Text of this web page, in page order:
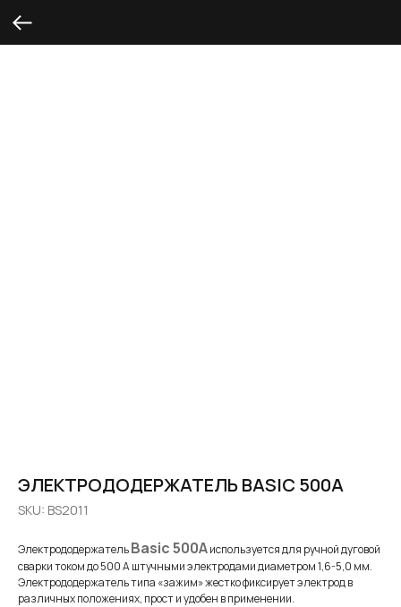
ЭЛЕКТРОДОДЕРЖАТЕЛЬ BASIC 500A
SKU: BS2011
ЭлектрододержательBasic 500Аиспользуется для ручной дуговой
сварки током до 500 А штучными электродами диаметром 1,6-5,0 мм.
Электрододержатель типа «зажим» жестко фиксирует электрод в
различных положениях, прост и удобен в применении.